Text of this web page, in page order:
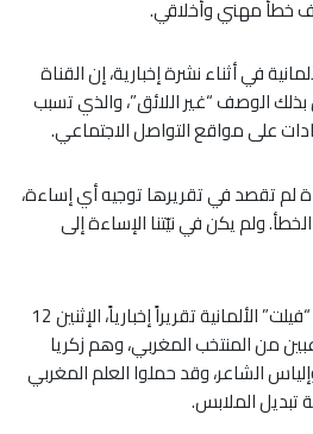
خطأ مهني وأخلاقي.
في أثناء نشرة إخبارية، إن القناة
بذلك الوصف “غير اللائق”، والذي تسبب
على مواقع التواصل الاجتماعي.
لم تقصد في تقريرها توجيه أي إساءة،
ولم يكن في نيّتنا الإساءة إلى
يأتي ذلك بعد أن عرضت قناة “فيلت” الألمانية تقريراً إخبارياً، الإثنين 12
من المنتخب المغربي، وهم زكريا
الشاعر، وقد حملوا العلم المغربي
تبديل الملابس.